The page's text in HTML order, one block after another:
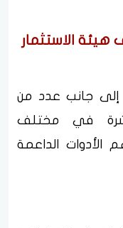
إلى جانب عدد من
في مختلف
الأدوات الداعمة